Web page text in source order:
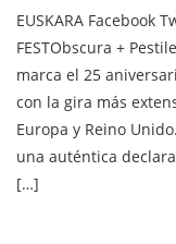
EUSKARA Facebook
FESTObscura +
marca el 25
con la gira más
Europa y Reino
una auténtica
[…]